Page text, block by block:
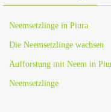
Neemsetzlinge in Piura
Die Neemsetzlinge wachsen
Aufforstung mit Neem in
Neemsetzlinge